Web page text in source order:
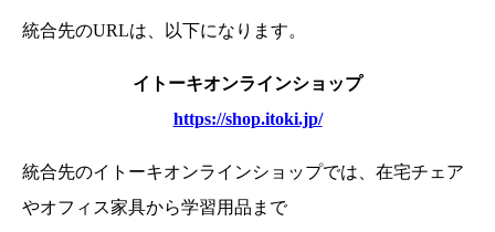
統合先のURLは、以下になります。
イトーキオンラインショップ
https://shop.itoki.jp/
統合先のイトーキオンラインショップでは、在宅チェア
やオフィス家具から学習用品まで